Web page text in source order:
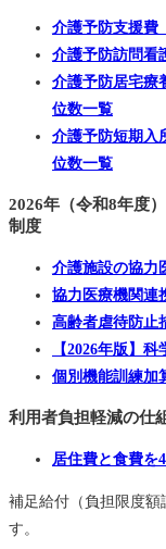
介護予防支援費
介護予防訪問看
介護予防居宅療
位数一覧
介護予防短期入
位数一覧
2026年（令和8年度
制度
介護施設の協力
協力医療機関連
高齢者虐待防止
【2026年版】
個別機能訓練加
利用者負担軽減の仕
居住費と食費
補足給付（負担限度
す。